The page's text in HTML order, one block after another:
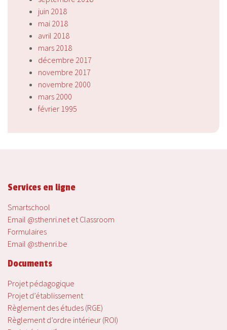
juin 2018
mai 2018
avril 2018
mars 2018
décembre 2017
novembre 2017
novembre 2000
mars 2000
février 1995
Services en ligne
Smartschool
Email @sthenri.net et Classroom
Formulaires
Email @sthenri.be
Documents
Projet pédagogique
Projet d’établissement
Règlement des études (RGE)
Règlement d’ordre intérieur (ROI)